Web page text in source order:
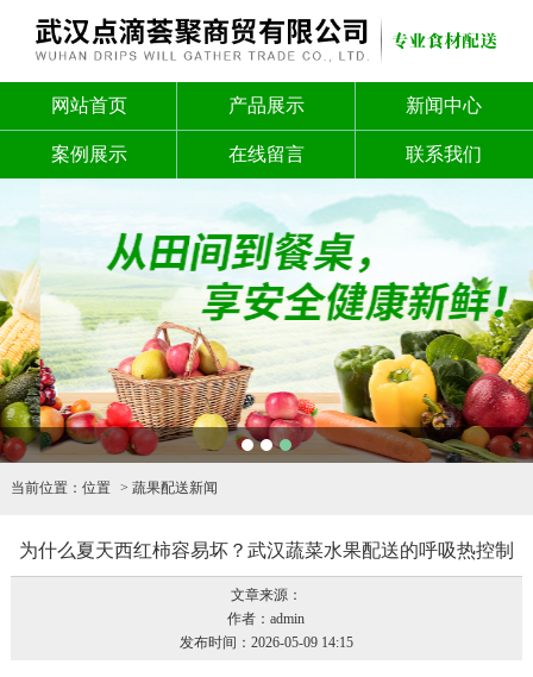
网站首页 产品展示 新闻中心
案例展示 在线留言 联系我们
1 2
3
当前位置： 位置 蔬果配送新闻
为什么夏天西红柿容易坏？武汉蔬菜水果配送的呼吸热控制
文章来源：
作者：admin
发布时间：2026-05-09 14:15